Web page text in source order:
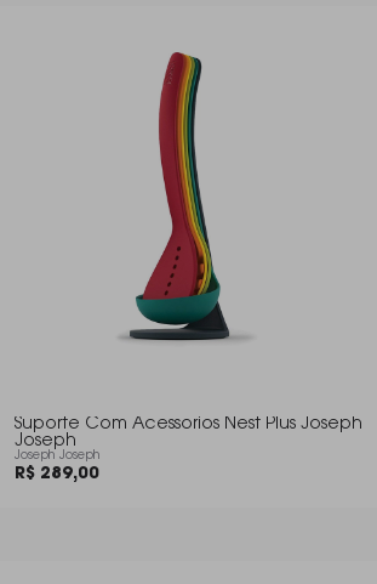
Suporte Com Acessorios Nest Plus Joseph
Joseph
Joseph Joseph
R$ 289,00